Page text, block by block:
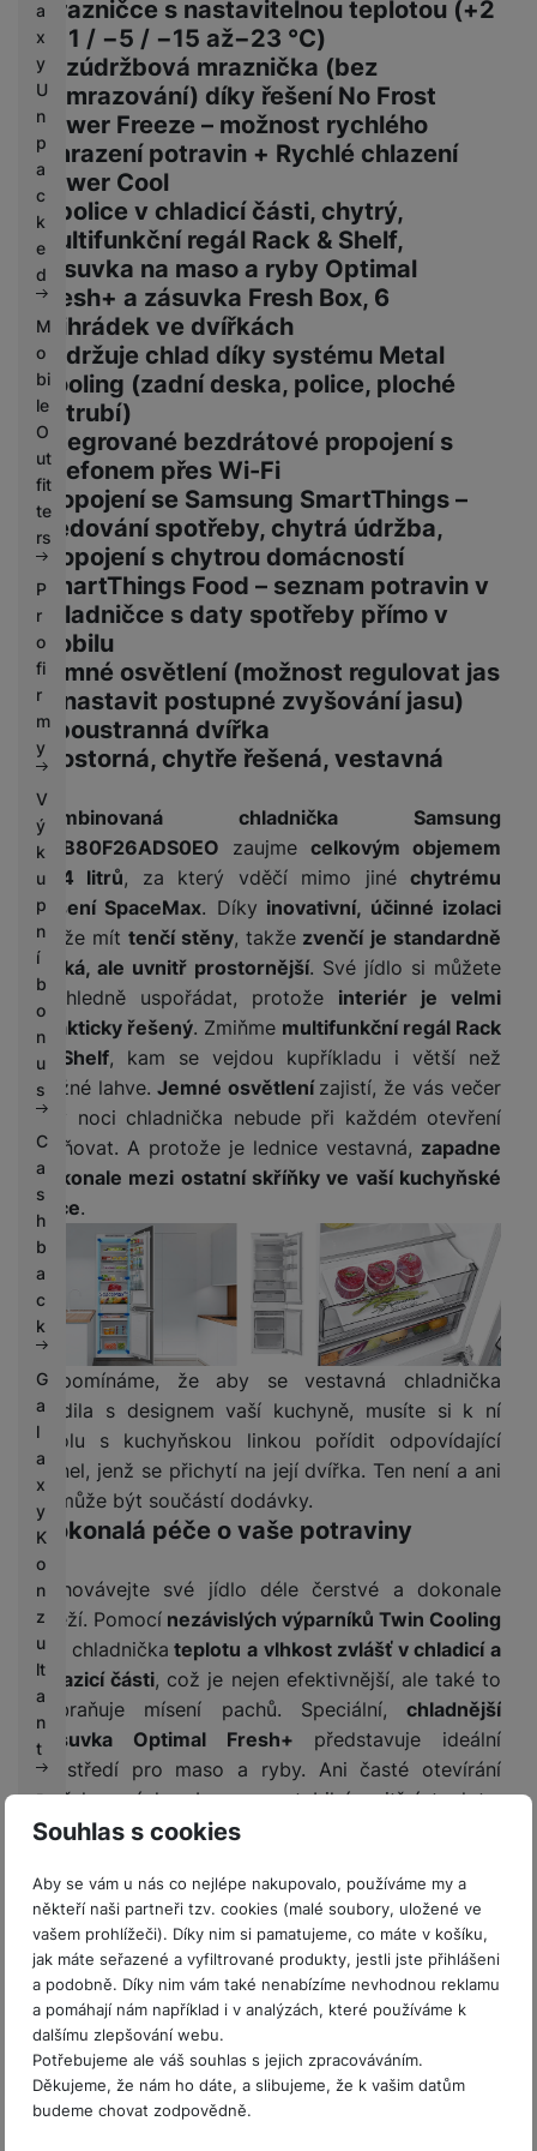
Souhlas s cookies
Aby se vám u nás co nejlépe nakupovalo, používáme my a
někteří naši partneři tzv. cookies (malé soubory, uložené ve
vašem prohlížeči). Díky nim si pamatujeme, co máte v košíku,
jak máte seřazené a vyfiltrované produkty, jestli jste přihlášeni
a podobně. Díky nim vám také nenabízíme nevhodnou reklamu
a pomáhají nám například i v analýzách, které používáme k
dalšímu zlepšování webu.
Potřebujeme ale váš souhlas s jejich zpracováváním.
Děkujeme, že nám ho dáte, a slibujeme, že k vašim datům
budeme chovat zodpovědně.
a
x
y
U
n
p
a
c
k
e
d
M
o
bi
le
O
ut
fit
te
rs
P
r
o
fi
r
m
y
V
ý
k
u
p
n
í
b
o
n
u
s
C
a
s
h
b
a
c
k
G
a
l
a
x
y
K
o
n
z
u
lt
a
n
t
P
o
m
ín
k
y
s
o
u
t
ě
ž
mrazničce s nastavitelnou teplotou (+2
/ −1 / −5 / −15 až−23 °C)
Bezúdržbová mraznička (bez
odmrazování) díky řešení No Frost
Power Freeze – možnost rychlého
zmrazení potravin + Rychlé chlazení
Power Cool
3 police v chladicí části, chytrý,
multifunkční regál Rack & Shelf,
zásuvka na maso a ryby Optimal
Fresh+ a zásuvka Fresh Box, 6
přihrádek ve dvířkách
Zadržuje chlad díky systému Metal
Cooling (zadní deska, police, ploché
potrubí)
Integrované bezdrátové propojení s
telefonem přes Wi-Fi
Propojení se Samsung SmartThings –
sledování spotřeby, chytrá údržba,
propojení s chytrou domácností
SmartThings Food – seznam potravin v
chladničce s daty spotřeby přímo v
mobilu
Jemné osvětlení (možnost regulovat jas
či nastavit postupné zvyšování jasu)
Oboustranná dvířka
Prostorná, chytře řešená, vestavná
Kombinovaná chladnička Samsung
BRB80F26ADS0EO zaujme celkovým objemem
264 litrů, za který vděčí mimo jinéchytrému
řešení SpaceMax. Díky inovativní, účinné izolaci
může mít tenčí stěny, takže zvenčí je standardně
velká, ale uvnitř prostornější. Své jídlo si můžete
přehledně uspořádat, protože interiér je velmi
prakticky řešený. Zmiňme multifunkční regál Rack
& Shelf, kam se vejdou kupříkladu i větší než
běžné lahve. Jemné osvětlení zajistí, že vás večer
a v noci chladnička nebude při každém otevření
oslňovat. A protože je lednice vestavná, zapadne
dokonale mezi ostatní skříňky ve vaší kuchyňské
lince.
Připomínáme, že aby se vestavná chladnička
sladila s designem vaší kuchyně, musíte si k ní
spolu s kuchyňskou linkou pořídit odpovídající
panel, jenž se přichytí na její dvířka. Ten není a ani
nemůže být součástí dodávky.
Dokonalá péče o vaše potraviny
Uchovávejte své jídlo déle čerstvé a dokonale
svěží. Pomocí nezávislých výparníků Twin Cooling
řídí chladnička teplotu a vlhkost zvlášť v chladicí a
mrazicí části, což je nejen efektivnější, ale také to
zabraňuje mísení pachů. Speciální, chladnější
zásuvka Optimal Fresh+ představuje ideální
prostředí pro maso a ryby. Ani časté otevírání
dvířek není hrozbou pro stabilní vnitřní teplotu,
protože zadní stěna, police a
podporuje rychlé zmrazení (Power Freeze) , což
oceníte při uložení čerstvých potravin, zpevnění již
zmražených i výrobě ledu. Zároveň je díkychytré
cirkulaci vzduchubezúdržbová anevyžaduje
odmrazování(řešení No Frost). Praktickou
specialitou jefunkce Cool Select+
v mrazáku umožňuje flexibilní nastavení teploty,
takže v ní můžete jídlo jak hluboce zamrazovat